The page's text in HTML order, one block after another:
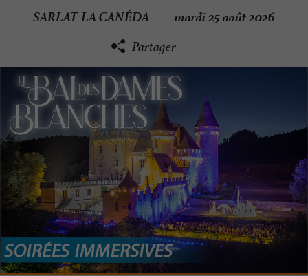
SARLAT LA CANÉDA mardi 25 août 2026
Partager